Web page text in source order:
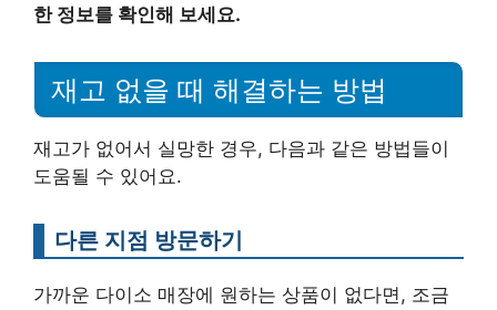
한 정보를 확인해 보세요.
재고 없을 때 해결하는 방법
재고가 없어서 실망한 경우, 다음과 같은 방법들이
도움될 수 있어요.
다른 지점 방문하기
가까운 다이소 매장에 원하는 상품이 없다면, 조금